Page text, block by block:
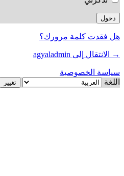
هل فقدت كلمة مرورك؟
→ الانتقال إلى agyaladmin
سياسة الخصوصية
اللغة